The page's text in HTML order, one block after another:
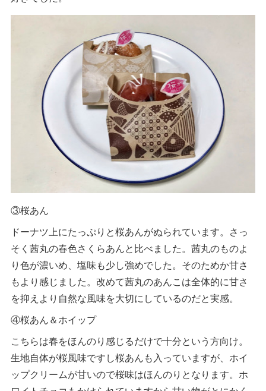
③桜あん
ドーナツ上にたっぷりと桜あんがぬられています。さっ
そく茜丸の春色さくらあんと比べました。茜丸のものよ
り色が濃いめ、塩味も少し強めでした。そのためか甘さ
もより感じました。改めて茜丸のあんこは全体的に甘さ
を抑えより自然な風味を大切にしているのだと実感。
④桜あん＆ホイップ
こちらは春をほんのり感じるだけで十分という方向け。
生地自体が桜風味ですし桜あんも入っていますが、ホイ
ップクリームが甘いので桜味はほんのりとなります。ホ